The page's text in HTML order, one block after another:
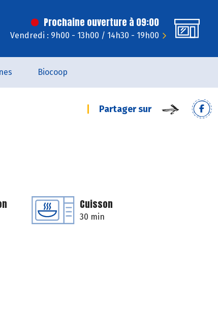
Prochaine ouverture à 09:00
Vendredi : 9h00 - 13h00 / 14h30 - 19h00
Biocoop
Partager sur
Cuisson
30 min